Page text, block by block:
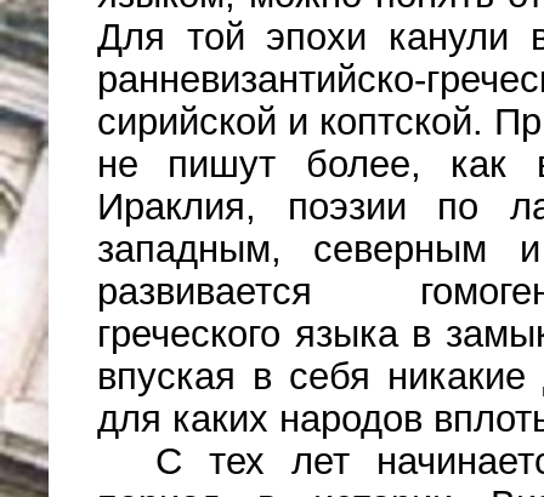
Для той эпохи канули
ранневизантийско-
сирийской и коптской.
не пишут более, как
Ираклия, поэзии по
западным, северным
развивается
греческого языка в
впуская в себя
для каких народов
С тех лет